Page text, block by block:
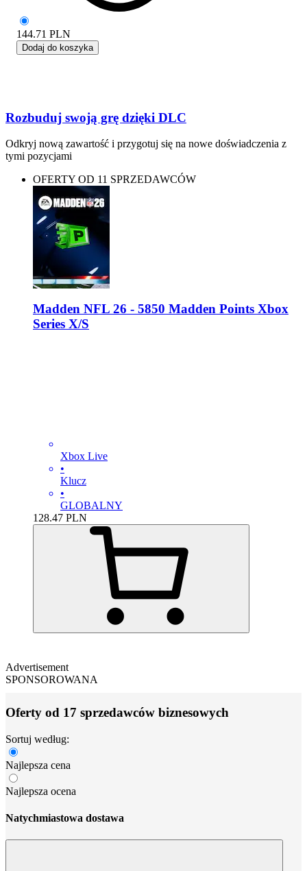
144.71 PLN
Dodaj do koszyka
Rozbuduj swoją grę dzięki DLC
Odkryj nową zawartość i przygotuj się na nowe doświadczenia z
tymi pozycjami
OFERTY OD 11 SPRZEDAWCÓW
Madden NFL 26 - 5850 Madden Points Xbox
Series X/S
Xbox Live
•
Klucz
•
GLOBALNY
128.47 PLN
Advertisement
SPONSOROWANA
Oferty od 17 sprzedawców biznesowych
Sortuj według:
Najlepsza cena
Najlepsza ocena
Natychmiastowa dostawa